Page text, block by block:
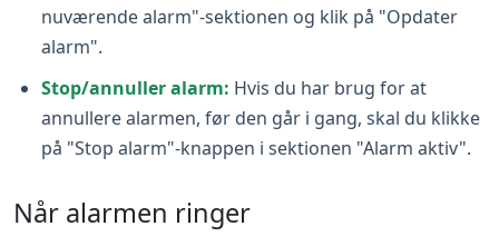
nuværende alarm"-sektionen og klik på "Opdater
alarm".
Stop/annuller alarm: Hvis du har brug for at
annullere alarmen, før den går i gang, skal du klikke
på "Stop alarm"-knappen i sektionen "Alarm aktiv".
Når alarmen ringer